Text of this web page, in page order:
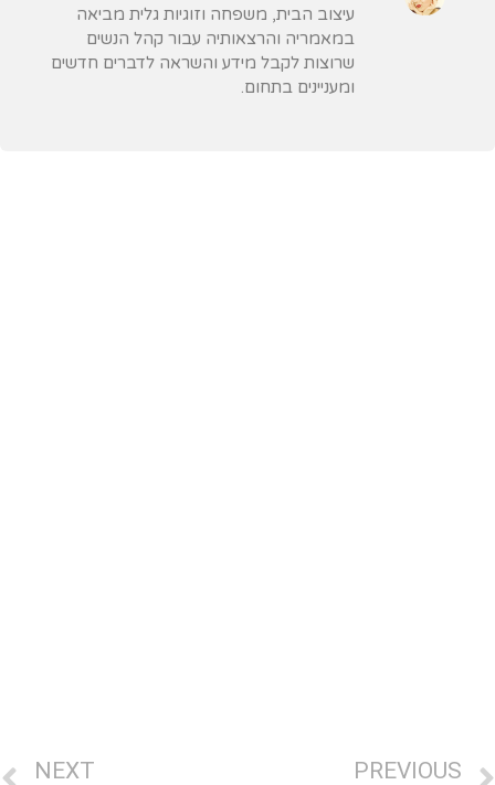
עיצוב הבית, משפחה וזוגיות גלית מביאה
במאמריה והרצאותיה עבור קהל הנשים
שרוצות לקבל מידע והשראה לדברים חדשים
ומעניינים בתחום.
PREVIOUS
NEXT